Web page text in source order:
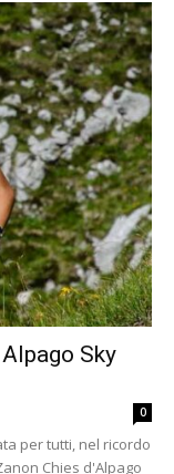
Sky
0
per tutti, nel ricordo
Chies d'Alpago